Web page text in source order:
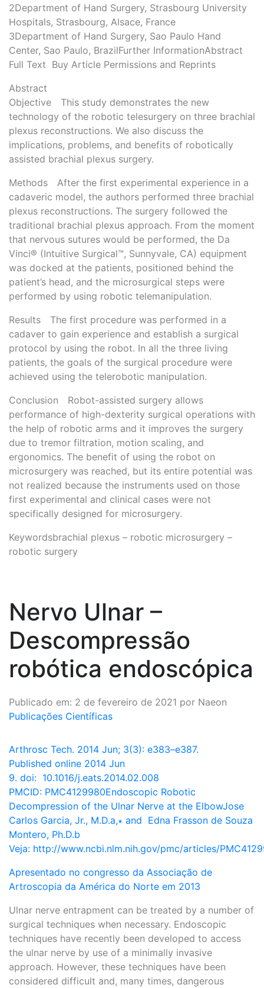
2Department of Hand Surgery, Strasbourg University
Hospitals, Strasbourg, Alsace, France
3Department of Hand Surgery, Sao Paulo Hand
Center, Sao Paulo, BrazilFurther InformationAbstract
Full Text Buy Article Permissions and Reprints
Abstract
Objective This study demonstrates the new
technology of the robotic telesurgery on three brachial
plexus reconstructions. We also discuss the
implications, problems, and benefits of robotically
assisted brachial plexus surgery.
Methods After the first experimental experience in a
cadaveric model, the authors performed three brachial
plexus reconstructions. The surgery followed the
traditional brachial plexus approach. From the moment
that nervous sutures would be performed, the Da
Vinci® (Intuitive Surgical™, Sunnyvale, CA) equipment
was docked at the patients, positioned behind the
patient’s head, and the microsurgical steps were
performed by using robotic telemanipulation.
Results The first procedure was performed in a
cadaver to gain experience and establish a surgical
protocol by using the robot. In all the three living
patients, the goals of the surgical procedure were
achieved using the telerobotic manipulation.
Conclusion Robot-assisted surgery allows
performance of high-dexterity surgical operations with
the help of robotic arms and it improves the surgery
due to tremor filtration, motion scaling, and
ergonomics. The benefit of using the robot on
microsurgery was reached, but its entire potential was
not realized because the instruments used on those
first experimental and clinical cases were not
specifically designed for microsurgery.
Keywordsbrachial plexus – robotic microsurgery –
robotic surgery
Nervo Ulnar –
Descompressão
robótica endoscópica
Publicado em: 2 de fevereiro de 2021 por Naeon
Publicações Científicas
Arthrosc Tech. 2014 Jun; 3(3): e383–e387.
Published online 2014 Jun
9. doi: 10.1016/j.eats.2014.02.008
PMCID: PMC4129980Endoscopic Robotic
Decompression of the Ulnar Nerve at the ElbowJose
Carlos Garcia, Jr., M.D.a,∗ and Edna Frasson de Souza
Montero, Ph.D.b
Veja: http://www.ncbi.nlm.nih.gov/pmc/articles/
Apresentado no congresso da Associação de
Artroscopia da América do Norte em 2013
Ulnar nerve entrapment can be treated by a number of
surgical techniques when necessary. Endoscopic
techniques have recently been developed to access
the ulnar nerve by use of a minimally invasive
approach. However, these techniques have been
considered difficult and, many times, dangerous